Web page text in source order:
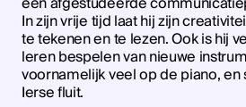
In zijn vrije tijd laat hij zijn
te tekenen en te lezen. Ook is hij
leren bespelen van nieuwe
voornamelijk veel op de piano, en
Ierse fluit.